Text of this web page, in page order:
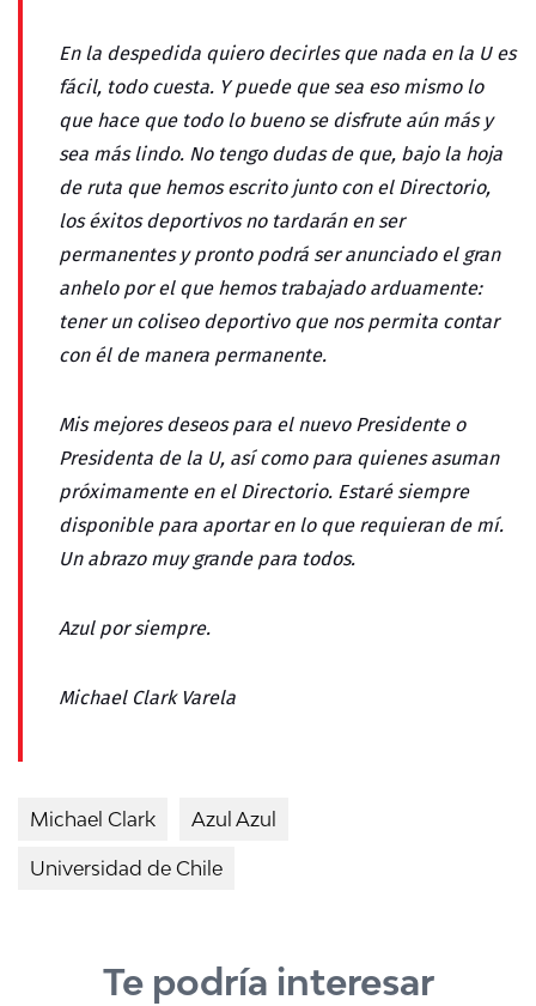
En la despedida quiero decirles que nada en la U es
fácil, todo cuesta. Y puede que sea eso mismo lo
que hace que todo lo bueno se disfrute aún más y
sea más lindo. No tengo dudas de que, bajo la hoja
de ruta que hemos escrito junto con el Directorio,
los éxitos deportivos no tardarán en ser
permanentes y pronto podrá ser anunciado el gran
anhelo por el que hemos trabajado arduamente:
tener un coliseo deportivo que nos permita contar
con él de manera permanente.
Mis mejores deseos para el nuevo Presidente o
Presidenta de la U, así como para quienes asuman
próximamente en el Directorio. Estaré siempre
disponible para aportar en lo que requieran de mí.
Un abrazo muy grande para todos.
Azul por siempre.
Michael Clark Varela
Michael Clark Azul Azul
Universidad de Chile
Te podría interesar